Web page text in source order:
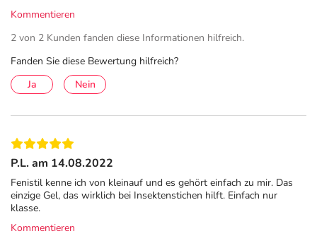
Hautkrankheiten; Verbrennungen 1. Grades, Sonnenbrand.
Propylenglycol. Apothekenpflichtig. Stand: 01/2024. Zu Risiken
und Nebenwirkungen lesen Sie die Packungsbeilage und fragen
Sie Ihre Ärztin, Ihren Arzt oder in Ihrer Apotheke.
Fenistil GEL ist einfach anzuwenden. Tragen Sie bis zu 3-
mal täglich eine dünne Schicht auf die betroffene Stelle
auf und verreiben diese sanft.
Tritt nach 7 Tagen der Anwendung keine Besserung ein,
bitte Rücksprache mit dem Arzt/der Ärztin halten
Kommentieren
2 von 2 Kunden fanden diese Informationen hilfreich.
Fanden Sie diese Bewertung hilfreich?
Ja
Nein
P.L. am 14.08.2022
Fenistil kenne ich von kleinauf und es gehört einfach zu mir. Das
einzige Gel, das wirklich bei Insektenstichen hilft. Einfach nur
klasse.
Kommentieren